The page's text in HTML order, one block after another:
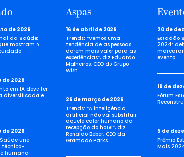
de 2026
da Saúde:
mostram o
de 2026
em IA deve ter
diversificada e
de 2026
une
técnico-
humana
Aspas
16 de abril de 2026
Trends: “Vemos uma
tendência de as pessoas
darem mais valor para as
experiências”, diz Eduardo
Malheiros, CEO do Grupo
Wish
26 de março de 2026
Trends: “A inteligência
artificial não vai substituir
aquele calor humano da
recepção do hotel”, diz
Ronaldo Beber, CEO da
Gramado Parks
20 de
Estadão
2024:
evento
19 de
Fórum
5 de
Prêmio
Mais